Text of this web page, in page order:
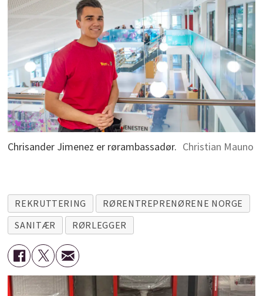
Chrisander Jimenez er rørambassadør. Christian Mauno
REKRUTTERING
RØRENTREPRENØRENE NORGE
SANITÆR
RØRLEGGER